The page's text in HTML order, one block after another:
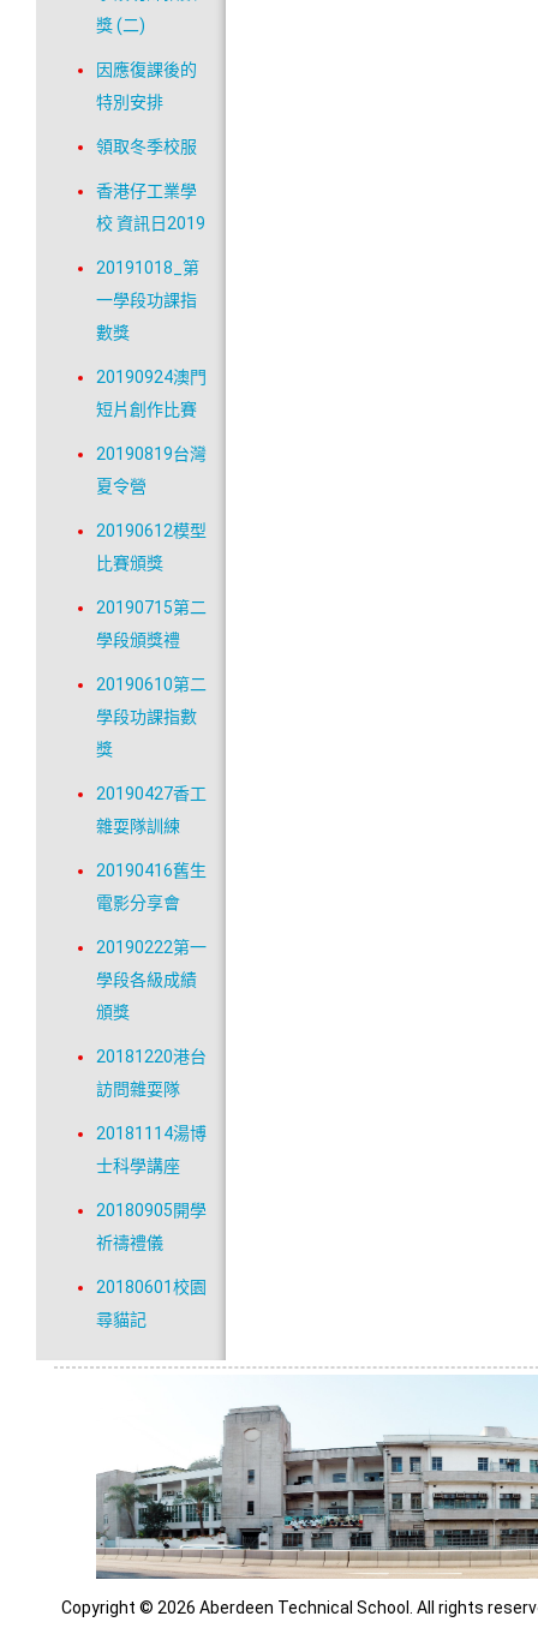
獎 (二)
因應復課後的
特別安排
領取冬季校服
香港仔工業學
校 資訊日2019
20191018_第
一學段功課指
數獎
20190924澳門
短片創作比賽
20190819台灣
夏令營
20190612模型
比賽頒獎
20190715第二
學段頒獎禮
20190610第二
學段功課指數
獎
20190427香工
雜耍隊訓練
20190416舊生
電影分享會
20190222第一
學段各級成績
頒獎
20181220港台
訪問雜耍隊
20181114湯博
士科學講座
20180905開學
祈禱禮儀
20180601校園
尋貓記
Copyright © 2026 Aberdeen Technical School. All rights